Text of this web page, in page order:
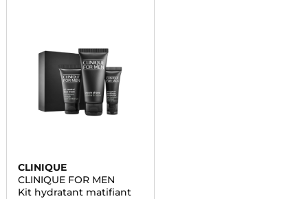
CLINIQUE
CLINIQUE FOR MEN
Kit hydratant matifiant